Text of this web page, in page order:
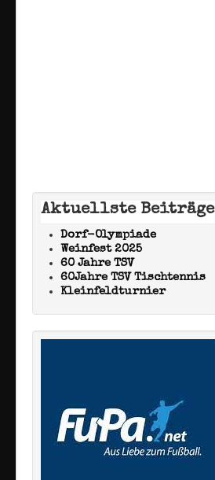
Aktuellste Beiträge
Dorf-Olympiade
Weinfest 2025
60 Jahre TSV
60Jahre TSV Tischtennis
Kleinfeldturnier